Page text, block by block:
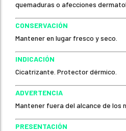
quemaduras o afecciones
CONSERVACIÓN
Mantener en lugar fresco y seco.
INDICACIÓN
Cicatrizante. Protector dérmico.
ADVERTENCIA
Mantener fuera del alcance de los
PRESENTACIÓN